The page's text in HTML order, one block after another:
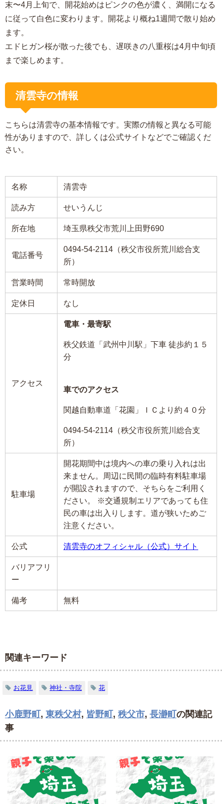
末〜4月上旬で、開花始めはピンクの色が濃く、満開になる
に従って白色に変わります。
開花より概ね1週間で散り始め
ます。
エドヒガン桜が散った後でも、遅咲きの八重桜は4月中旬頃
まで楽しめます。
清雲寺の情報
こちらは清雲寺の基本情報です。実際の情報と異なる可能
性がありますので、詳しくは公式サイトなどでご確認くだ
さい。
名称 清雲寺
読み方 せいうんじ
所在地 埼玉県秩父市荒川上田野690
電話番号
0494-54-2114（秩父市役所荒川総合支
所）
営業時間 常時開放
定休日 なし
アクセス
電車・最寄駅
秩父鉄道「武州中川駅」下車 徒歩約１５
分
車でのアクセス
関越自動車道「花園」ＩＣより約４０分
0494-54-2114（秩父市役所荒川総合支
所）
駐車場
開花期間中は境内への車の乗り入れは出
来ません。周辺に民間の臨時有料駐車場
が開設されますので、そちらをご利用く
ださい。 ※交通規制エリアであっても住
民の車は出入りします。道が狭いためご
注意ください。
公式 清雲寺のオフィシャル（公式）サイト
バリアフリ
ー
備考 無料
関連キーワード
お花見 神社・寺院 花
小鹿野町 , 東秩父村, 皆野町 , 秩父市, 長瀞町 の関連記
事